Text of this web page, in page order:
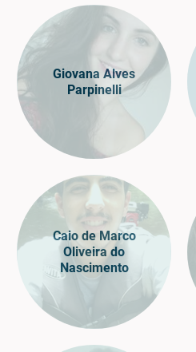
Giovana Alves
Parpinelli
Caio de Marco
Oliveira do
Nascimento